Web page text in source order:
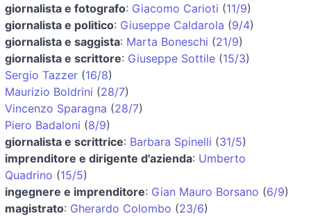
giornalista e fotografo: Giacomo Carioti (11/9)
giornalista e politico: Giuseppe Caldarola (9/4)
giornalista e saggista: Marta Boneschi (21/9)
giornalista e scrittore: Giuseppe Sottile (15/3)
Sergio Tazzer (16/8)
Maurizio Boldrini (28/7)
Vincenzo Sparagna (28/7)
Piero Badaloni (8/9)
giornalista e scrittrice: Barbara Spinelli (31/5)
imprenditore e dirigente d'azienda: Umberto
Quadrino (15/5)
ingegnere e imprenditore: Gian Mauro Borsano (6/9)
magistrato: Gherardo Colombo (23/6)